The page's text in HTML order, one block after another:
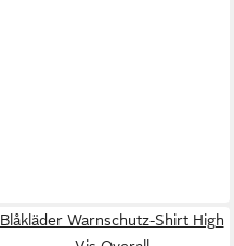
Blåkläder Warnschutz-Shirt High